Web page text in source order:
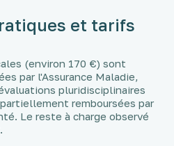
et tarifs
(environ 170 €) sont
par l'Assurance Maladie,
pluridisciplinaires
remboursées par
Le reste à charge observé